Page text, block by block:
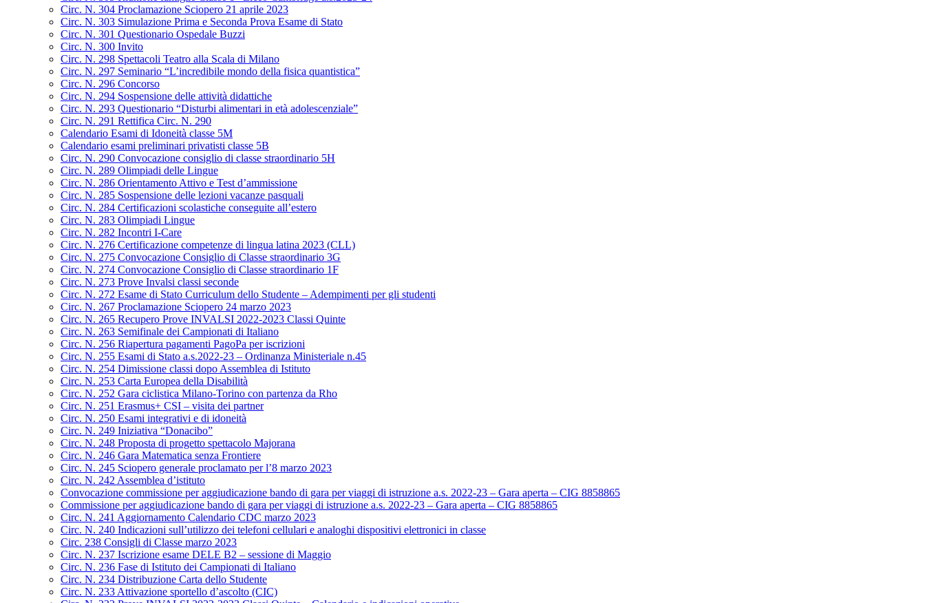
Circ. N. 304 Proclamazione Sciopero 21 aprile 2023
Circ. N. 303 Simulazione Prima e Seconda Prova Esame di Stato
Circ. N. 301 Questionario Ospedale Buzzi
Circ. N. 300 Invito
Circ. N. 298 Spettacoli Teatro alla Scala di Milano
Circ. N. 297 Seminario “L’incredibile mondo della fisica quantistica”
Circ. N. 296 Concorso
Circ. N. 294 Sospensione delle attività didattiche
Circ. N. 293 Questionario “Disturbi alimentari in età adolescenziale”
Circ. N. 291 Rettifica Circ. N. 290
Calendario Esami di Idoneità classe 5M
Calendario esami preliminari privatisti classe 5B
Circ. N. 290 Convocazione consiglio di classe straordinario 5H
Circ. N. 289 Olimpiadi delle Lingue
Circ. N. 286 Orientamento Attivo e Test d’ammissione
Circ. N. 285 Sospensione delle lezioni vacanze pasquali
Circ. N. 284 Certificazioni scolastiche conseguite all’estero
Circ. N. 283 Olimpiadi Lingue
Circ. N. 282 Incontri I-Care
Circ. N. 276 Certificazione competenze di lingua latina 2023 (CLL)
Circ. N. 275 Convocazione Consiglio di Classe straordinario 3G
Circ. N. 274 Convocazione Consiglio di Classe straordinario 1F
Circ. N. 273 Prove Invalsi classi seconde
Circ. N. 272 Esame di Stato Curriculum dello Studente – Adempimenti per gli studenti
Circ. N. 267 Proclamazione Sciopero 24 marzo 2023
Circ. N. 265 Recupero Prove INVALSI 2022-2023 Classi Quinte
Circ. N. 263 Semifinale dei Campionati di Italiano
Circ. N. 256 Riapertura pagamenti PagoPa per iscrizioni
Circ. N. 255 Esami di Stato a.s.2022-23 – Ordinanza Ministeriale n.45
Circ. N. 254 Dimissione classi dopo Assemblea di Istituto
Circ. N. 253 Carta Europea della Disabilità
Circ. N. 252 Gara ciclistica Milano-Torino con partenza da Rho
Circ. N. 251 Erasmus+ CSI – visita dei partner
Circ. N. 250 Esami integrativi e di idoneità
Circ. N. 249 Iniziativa “Donacibo”
Circ. N. 248 Proposta di progetto spettacolo Majorana
Circ. N. 246 Gara Matematica senza Frontiere
Circ. N. 245 Sciopero generale proclamato per l’8 marzo 2023
Circ. N. 242 Assemblea d’istituto
Convocazione commissione per aggiudicazione bando di gara per viaggi di istruzione a.s. 2022-23 – Gara aperta – CIG 8858865
Commissione per aggiudicazione bando di gara per viaggi di istruzione a.s. 2022-23 – Gara aperta – CIG 8858865
Circ. N. 241 Aggiornamento Calendario CDC marzo 2023
Circ. N. 240 Indicazioni sull’utilizzo dei telefoni cellulari e analoghi dispositivi elettronici in classe
Circ. 238 Consigli di Classe marzo 2023
Circ. N. 237 Iscrizione esame DELE B2 – sessione di Maggio
Circ. N. 236 Fase di Istituto dei Campionati di Italiano
Circ. N. 234 Distribuzione Carta dello Studente
Circ. N. 233 Attivazione sportello d’ascolto (CIC)